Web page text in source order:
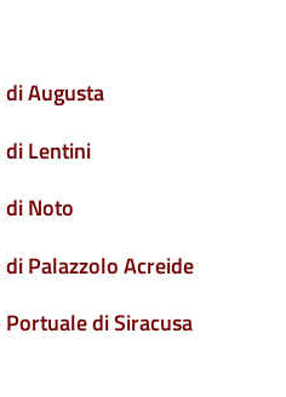
Augusta
di Lentini
di Noto
Palazzolo Acreide
di Siracusa